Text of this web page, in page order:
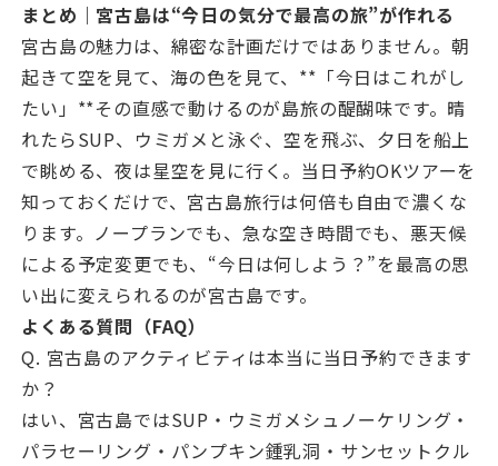
まとめ｜宮古島は“今日の気分で最高の旅”が作れる
宮古島の魅力は、綿密な計画だけではありません。朝
起きて空を見て、海の色を見て、**「今日はこれがし
たい」**その直感で動けるのが島旅の醍醐味です。晴
れたらSUP、ウミガメと泳ぐ、空を飛ぶ、夕日を船上
で眺める、夜は星空を見に行く。当日予約OKツアーを
知っておくだけで、宮古島旅行は何倍も自由で濃くな
ります。ノープランでも、急な空き時間でも、悪天候
による予定変更でも、“今日は何しよう？”を最高の思
い出に変えられるのが宮古島です。
よくある質問（FAQ）
Q. 宮古島のアクティビティは本当に当日予約できます
か？
はい、宮古島ではSUP・ウミガメシュノーケリング・
パラセーリング・パンプキン鍾乳洞・サンセットクル